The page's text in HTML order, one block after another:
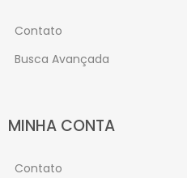
Contato
Busca Avançada
MINHA CONTA
Contato